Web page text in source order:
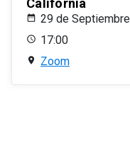
California
29 de
17:00
Zoom